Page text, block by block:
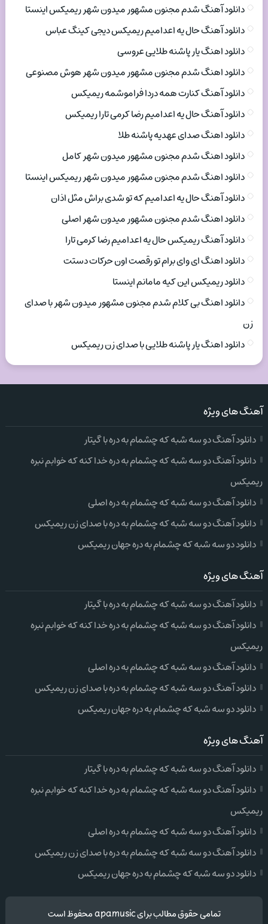
دانلود آهنگ شدم مجنون مشهور میدون شهر ریمیکس اینستا
دانلود آهنگ حال یه اعدامیم ریمیکس دیجی کینگ عباس
دانلود اهنگ یار پاشنه طلایی عروسی
دانلود اهنگ شدم مجنون مشهور میدون شهر هوش مصنوعی
دانلود آهنگ کنارت همه دردا فراموشمه ریمیکس
دانلود آهنگ حال یه اعدامیم رضا کرمی تارا ریمیکس
دانلود اهنگ صدای عهدیه پاشنه طلا
دانلود اهنگ شدم مجنون مشهور میدون شهر کامل
دانلود اهنگ شدم مجنون مشهور میدون شهر ریمیکس اینستا
دانلود آهنگ حال یه اعدامیم که تو شدی براش مثل اذان
دانلود اهنگ شدم مجنون مشهور میدون شهر اصلی
دانلود آهنگ ریمیکس حال یه اعدامیم رضا کرمی تارا
دانلود اهنگ ای وای برام تو رقصت اون حرکات دستت
دانلود ریمیکس این کیه مامانم اینستا
دانلود اهنگ بی کلام شدم مجنون مشهور میدون شهر با صدای
زن
دانلود اهنگ یار پاشنه طلایی با صدای زن ریمیکس
آهنگ های ویژه
دانلود آهنگ دو سه شبه که چشمام به دره با گیتار
دانلود آهنگ دو سه شبه که چشمام به دره خدا کنه که خوابم نبره
ریمیکس
دانلود آهنگ دو سه شبه که چشمام به دره اصلی
دانلود آهنگ دو سه شبه که چشمام به دره با صدای زن ریمیکس
دانلود دو سه شبه که چشمام به دره جهان ریمیکس
آهنگ های ویژه
دانلود آهنگ دو سه شبه که چشمام به دره با گیتار
دانلود آهنگ دو سه شبه که چشمام به دره خدا کنه که خوابم نبره
ریمیکس
دانلود آهنگ دو سه شبه که چشمام به دره اصلی
دانلود آهنگ دو سه شبه که چشمام به دره با صدای زن ریمیکس
دانلود دو سه شبه که چشمام به دره جهان ریمیکس
آهنگ های ویژه
دانلود آهنگ دو سه شبه که چشمام به دره با گیتار
دانلود آهنگ دو سه شبه که چشمام به دره خدا کنه که خوابم نبره
ریمیکس
دانلود آهنگ دو سه شبه که چشمام به دره اصلی
دانلود آهنگ دو سه شبه که چشمام به دره با صدای زن ریمیکس
دانلود دو سه شبه که چشمام به دره جهان ریمیکس
تمامی حقوق مطالب برای apamusic محفوظ است